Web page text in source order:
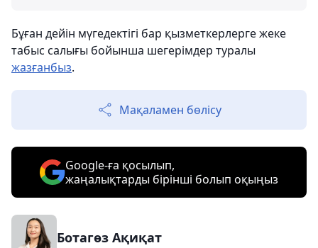
Бұған дейін мүгедектігі бар қызметкерлерге жеке
табыс салығы бойынша шегерімдер туралы
жазғанбыз.
Мақаламен бөлісу
Google-ға қосылып,
жаңалықтарды бірінші болып оқыңыз
Ботагөз Ақиқат